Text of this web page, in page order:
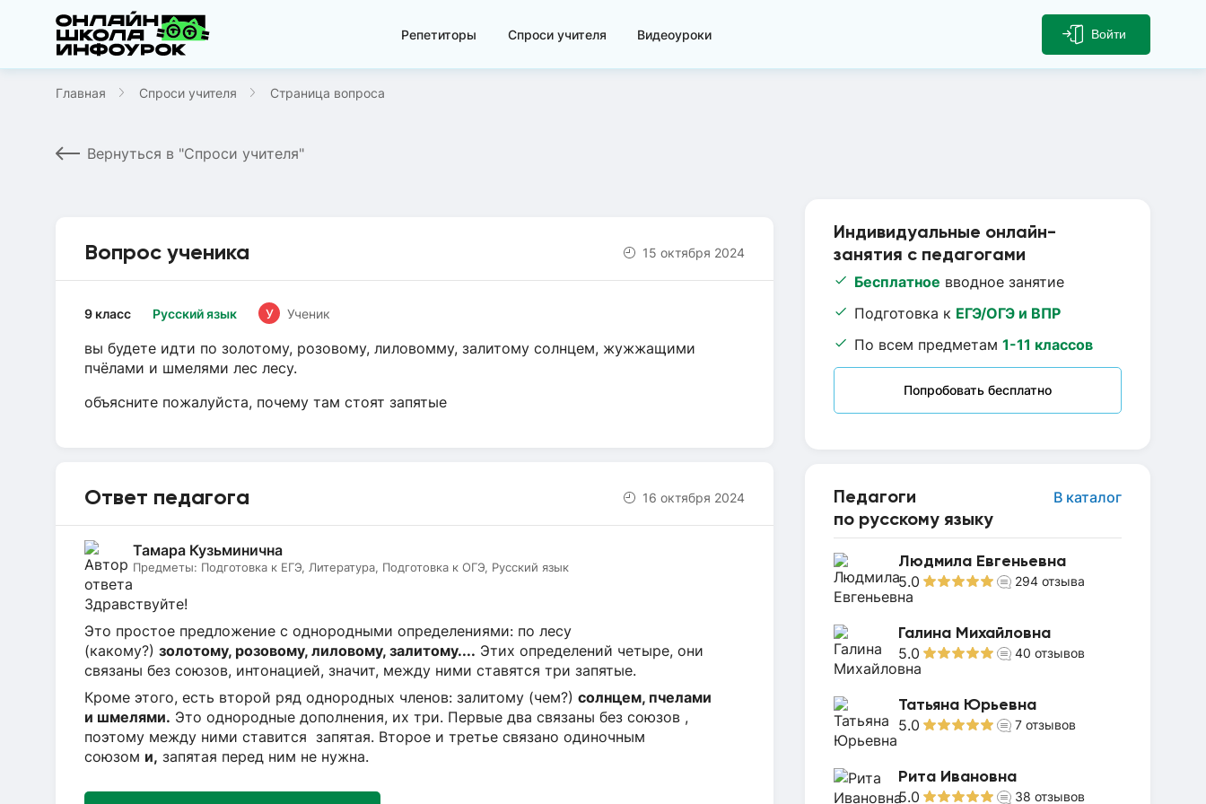
Репетиторы Спроси учителя Видеоуроки Войти
Главная Спроси учителя Страница вопроса
Вернуться в "Спроси учителя"
Индивидуальные онлайн-
занятия с педагогами
Бесплатное вводное занятие
Подготовка к ЕГЭ/ОГЭ и ВПР
По всем предметам 1-11 классов
Попробовать бесплатно
Педагоги
по русскому языку
В каталог
Людмила Евгеньевна
5.0 294 отзыва
Галина Михайловна
5.0 40 отзывов
Татьяна Юрьевна
5.0 7 отзывов
Рита Ивановна
5.0 38 отзывов
Вопрос ученика 15 октября 2024
Русский язык
9 класс У Ученик
вы будете идти по золотому, розовому, лиловомму, залитому солнцем, жужжащими
пчёлами и шмелями лес лесу.
объясните пожалуйста, почему там стоят запятые
Ответ педагога 16 октября 2024
Тамара Кузьминична
Предметы: Подготовка к ЕГЭ, Литература, Подготовка к ОГЭ, Русский язык
Здравствуйте!
Это простое предложение с однородными определениями: по лесу
(какому?) золотому, розовому, лиловому, залитому.... Этих определений четыре, они
связаны без союзов, интонацией, значит, между ними ставятся три запятые.
Кроме этого, есть второй ряд однородных членов: залитому (чем?) солнцем, пчелами
и шмелями. Это однородные дополнения, их три. Первые два связаны без союзов ,
поэтому между ними ставится запятая. Второе и третье связано одиночным
союзом и, запятая перед ним не нужна.